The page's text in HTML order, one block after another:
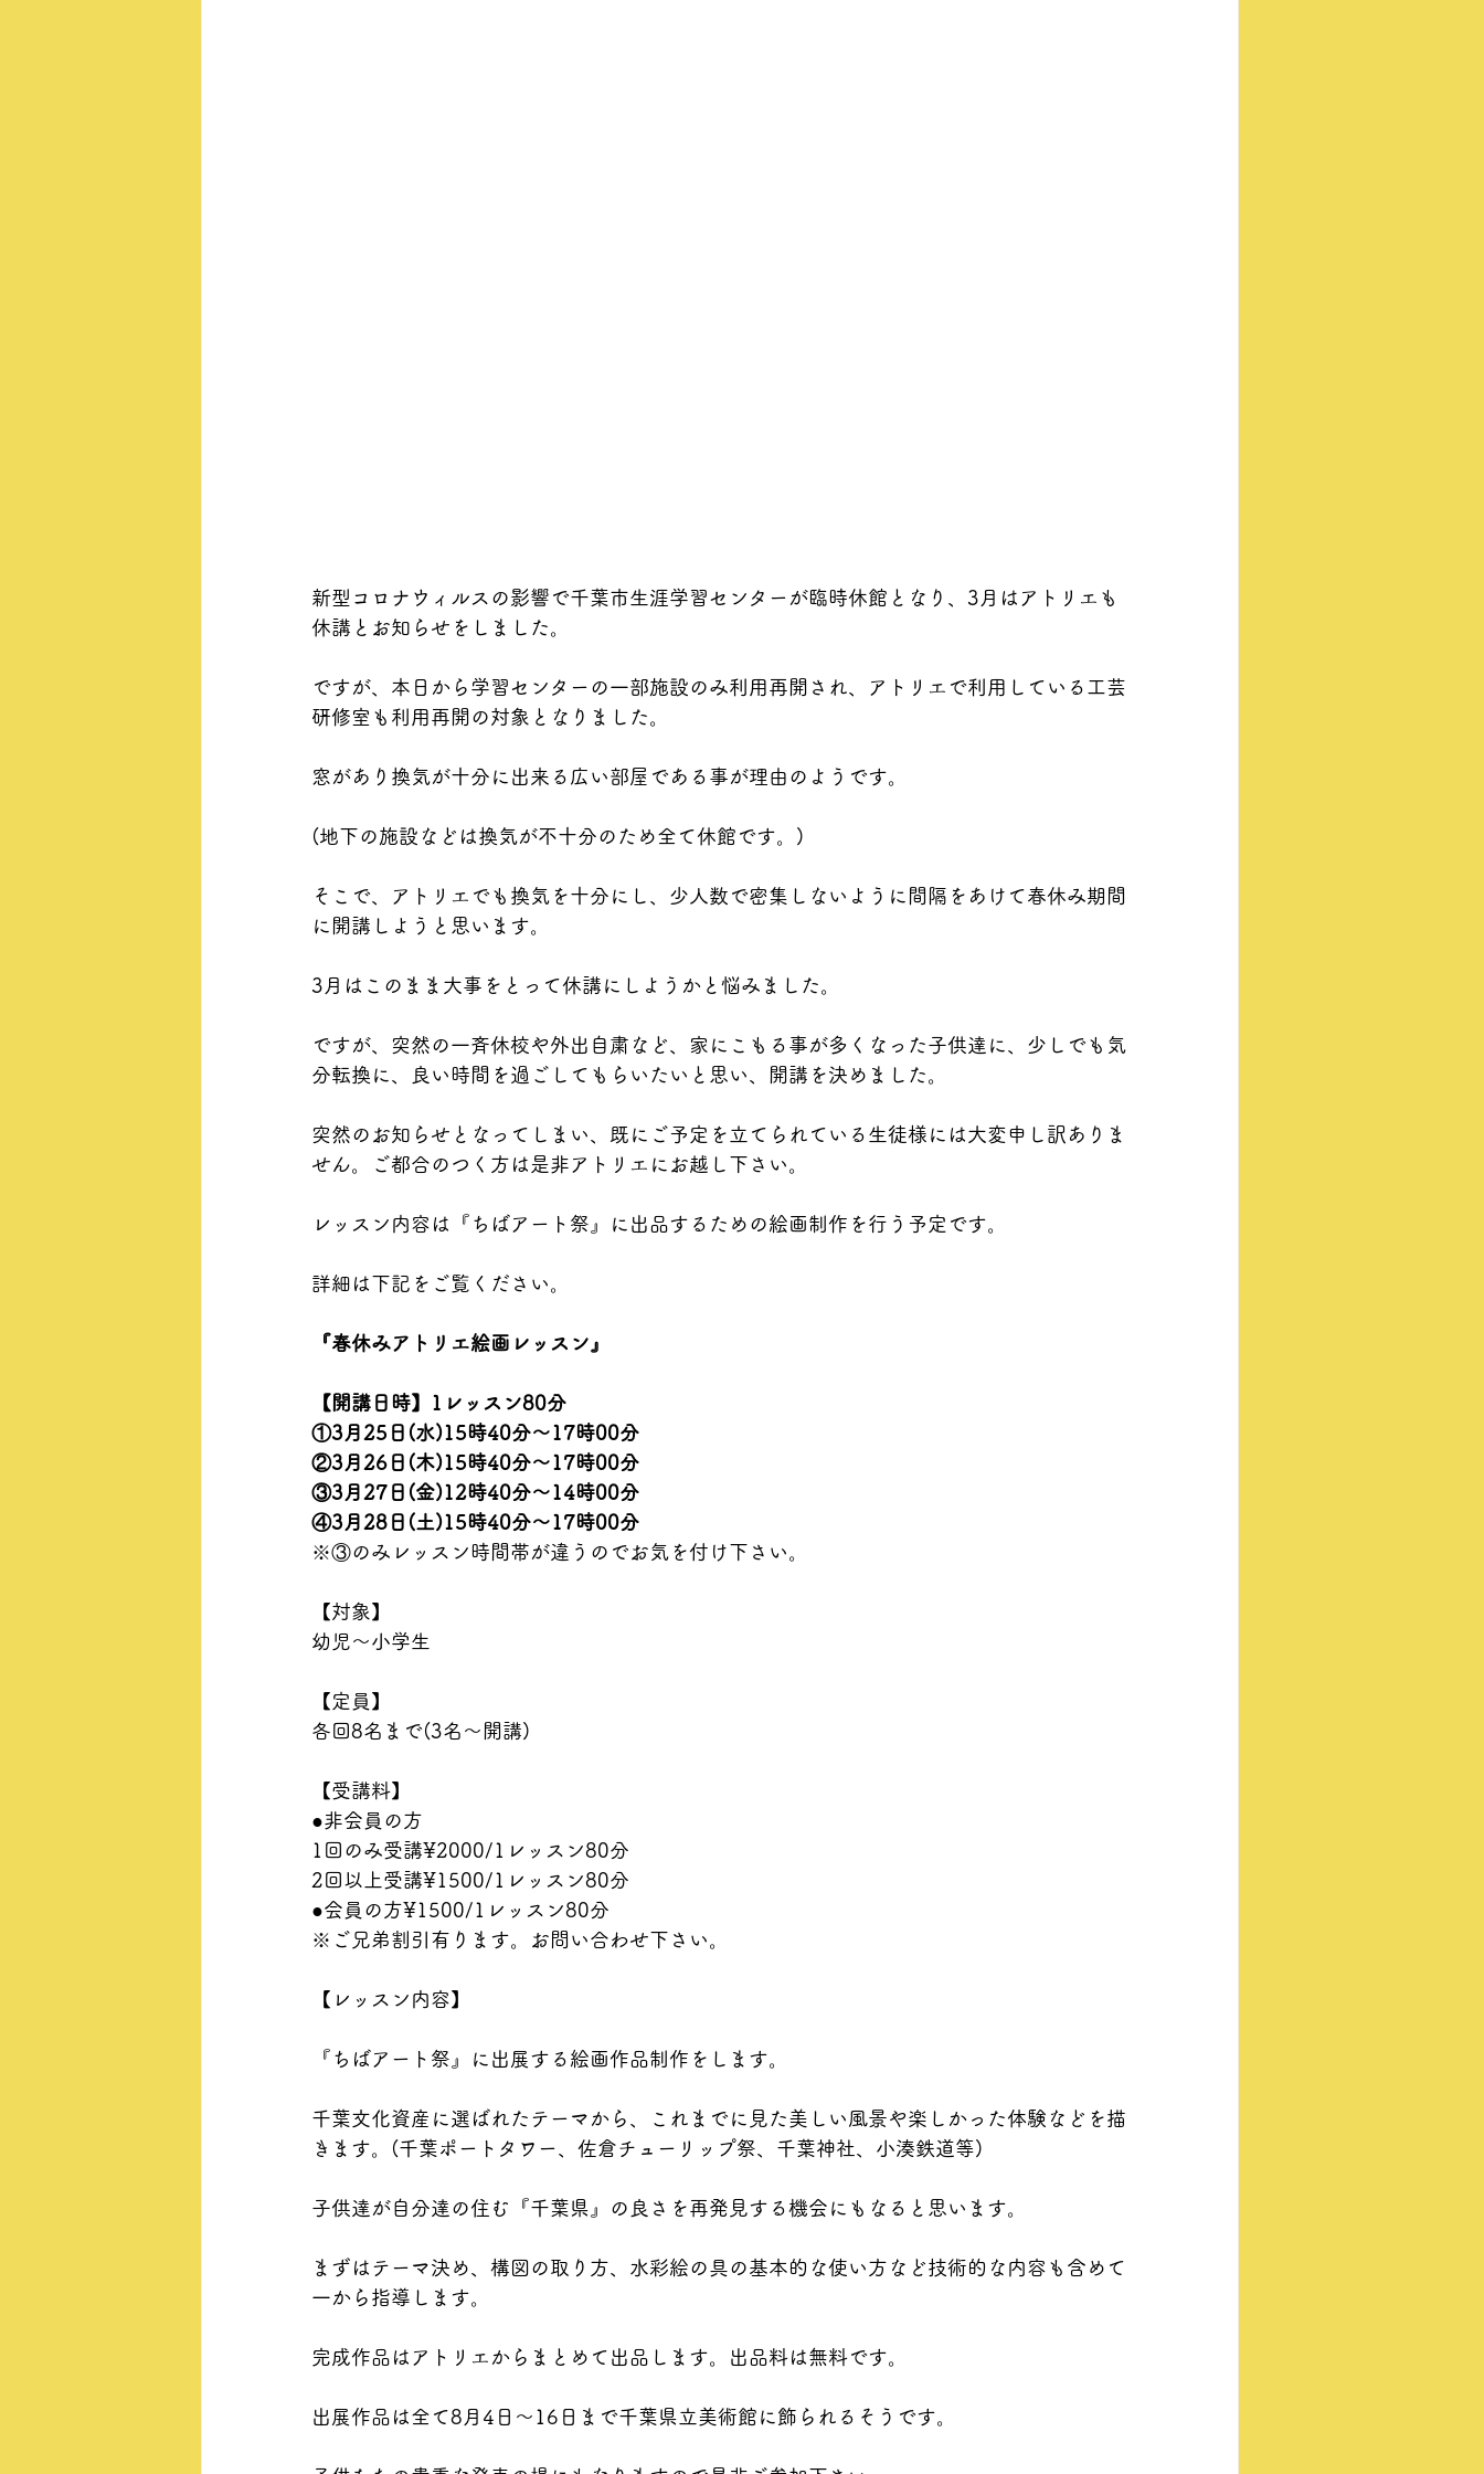
新型コロナウィルスの影響で千葉市生涯学習センターが臨時休館となり、3月はアトリエも
休講とお知らせをしました。
ですが、本日から学習センターの一部施設のみ利用再開され、アトリエで利用している工芸
研修室も利用再開の対象となりました。
窓があり換気が十分に出来る広い部屋である事が理由のようです。
(地下の施設などは換気が不十分のため全て休館です。)
そこで、アトリエでも換気を十分にし、少人数で密集しないように間隔をあけて春休み期間
に開講しようと思います。
3月はこのまま大事をとって休講にしようかと悩みました。
ですが、突然の一斉休校や外出自粛など、家にこもる事が多くなった子供達に、少しでも気
分転換に、良い時間を過ごしてもらいたいと思い、開講を決めました。
突然のお知らせとなってしまい、既にご予定を立てられている生徒様には大変申し訳ありま
せん。ご都合のつく方は是非アトリエにお越し下さい。
レッスン内容は『ちばアート祭』に出品するための絵画制作を行う予定です。
詳細は下記をご覧ください。
『春休みアトリエ絵画レッスン』
【開講日時】1レッスン80分
①3月25日(水)15時40分〜17時00分
②3月26日(木)15時40分〜17時00分
③3月27日(金)12時40分〜14時00分
④3月28日(土)15時40分〜17時00分
※③のみレッスン時間帯が違うのでお気を付け下さい。
【対象】
幼児〜小学生
【定員】
各回8名まで(3名〜開講)
【受講料】
●非会員の方
1回のみ受講¥2000/1レッスン80分
2回以上受講¥1500/1レッスン80分
●会員の方¥1500/1レッスン80分
※ご兄弟割引有ります。お問い合わせ下さい。
【レッスン内容】
『ちばアート祭』に出展する絵画作品制作をします。
千葉文化資産に選ばれたテーマから、これまでに見た美しい風景や楽しかった体験などを描
きます。(千葉ポートタワー、佐倉チューリップ祭、千葉神社、小湊鉄道等)
子供達が自分達の住む『千葉県』の良さを再発見する機会にもなると思います。
まずはテーマ決め、構図の取り方、水彩絵の具の基本的な使い方など技術的な内容も含めて
一から指導します。
完成作品はアトリエからまとめて出品します。出品料は無料です。
出展作品は全て8月4日〜16日まで千葉県立美術館に飾られるそうです。